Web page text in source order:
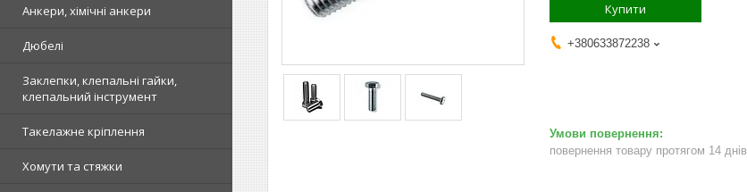
Анкери, хімічні анкери
Дюбелі
Заклепки, клепальні гайки,
клепальний інструмент
Такелажне кріплення
Хомути та стяжки
Купити
+380633872238
повернення товару протягом 14 днів